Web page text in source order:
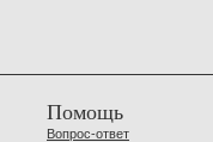
Помощь
Вопрос-ответ